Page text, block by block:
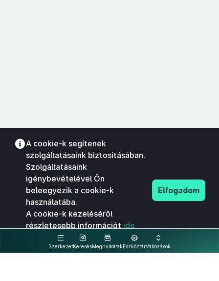
SzerkezetKeresésMegnyitottakEszköztárVáltozások
A cookie-k segítenek
szolgáltatásaink biztosításában.
Szolgáltatásaink
igénybevételével Ön
beleegyezik a cookie-k
használatába.
A cookie-k kezeléséről
részletesebb információt ide
kattintva olvashat.
Elfogadom